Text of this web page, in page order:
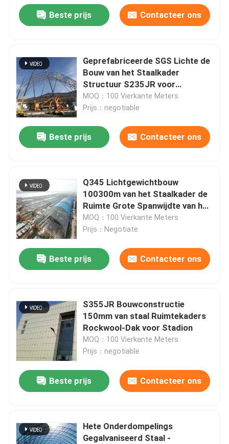
Beste prijs Contacteer ons
Geprefabriceerde SGS Lichte de
Bouw van het Staalkader
Structuur S235JR voor
Steenkoolloods
MOQ：100 Vierkante Meters
Prijs：negotiable
Beste prijs Contacteer ons
Q345 Lichtgewichtbouw
100300m van het Staalkader de
Ruimte Grote Spanwijdte van het
Kadernet
MOQ：100 Vierkante Meters
Prijs：Negotiate
Beste prijs Contacteer ons
S355JR Bouwconstructie
150mm van staal Ruimtekaders
Rockwool-Dak voor Stadion
MOQ：100 Vierkante Meters
Prijs：negotiable
Beste prijs Contacteer ons
Hete Onderdompelings
Gegalvaniseerd Staal -